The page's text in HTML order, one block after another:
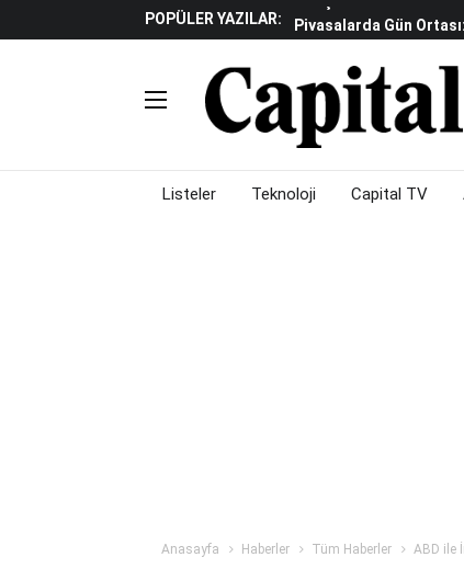
POPÜLER YAZILAR:
Piyasalarda Gün
İş Dünyasının Acı
Döviz Ve Altın Güne
Avrupa'da Yatırım
Küresel Piyasalarda
Satış Baskısı Hakim
Listeler Teknoloji Capital TV
Anasayfa Haberler Tüm Haberler ABD ile